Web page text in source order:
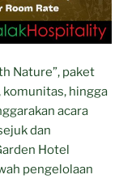
Nature”, paket
hingga
acara
dan
Hotel
pengelolaan